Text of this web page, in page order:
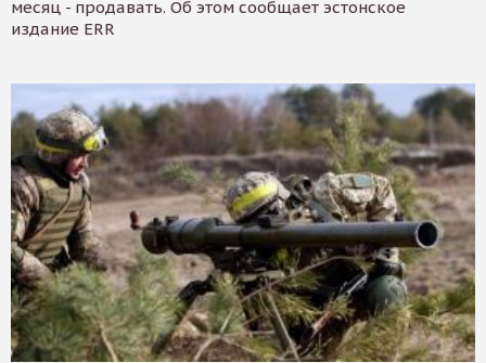
месяц - продавать. Об этом сообщает эстонское
издание ERR